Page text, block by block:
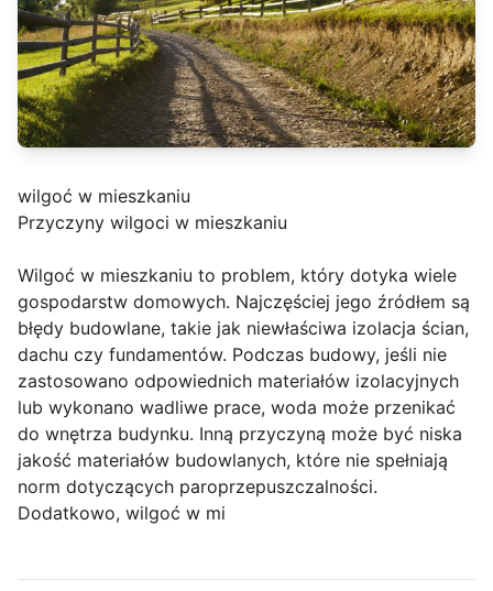
wilgoć w mieszkaniu
Przyczyny wilgoci w mieszkaniu
Wilgoć w mieszkaniu to problem, który dotyka wiele
gospodarstw domowych. Najczęściej jego źródłem są
błędy budowlane, takie jak niewłaściwa izolacja ścian,
dachu czy fundamentów. Podczas budowy, jeśli nie
zastosowano odpowiednich materiałów izolacyjnych
lub wykonano wadliwe prace, woda może przenikać
do wnętrza budynku. Inną przyczyną może być niska
jakość materiałów budowlanych, które nie spełniają
norm dotyczących paroprzepuszczalności.
Dodatkowo, wilgoć w mi